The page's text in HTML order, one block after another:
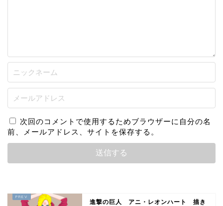
次回のコメントで使用するためブラウザーに自分の名
前、メールアドレス、サイトを保存する。
進撃の巨人 アニ・レオンハート 描き